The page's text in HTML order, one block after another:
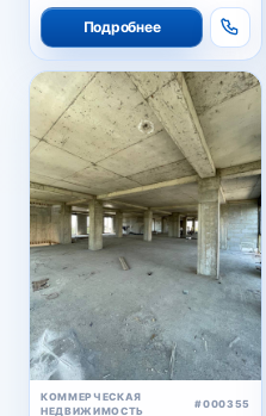
Подробнее
КОММЕРЧЕСКАЯ
НЕДВИЖИМОСТЬ
#000355